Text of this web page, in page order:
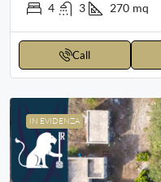
4 3 270 mq
Call
IN EVIDENZA